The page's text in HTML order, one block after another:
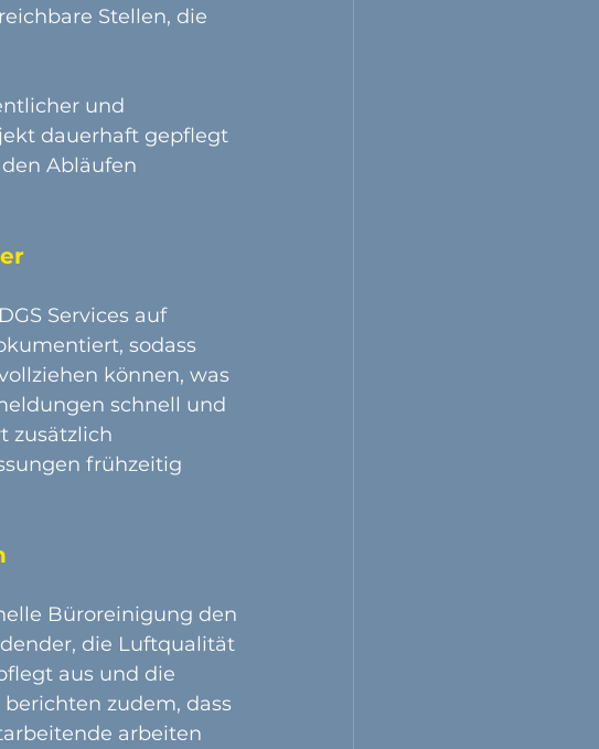
Stellen, die
und
dauerhaft gepflegt
Abläufen
Services auf
sodass
können, was
schnell und
zusätzlich
frühzeitig
Büroreinigung den
die Luftqualität
aus und die
zudem, dass
arbeiten